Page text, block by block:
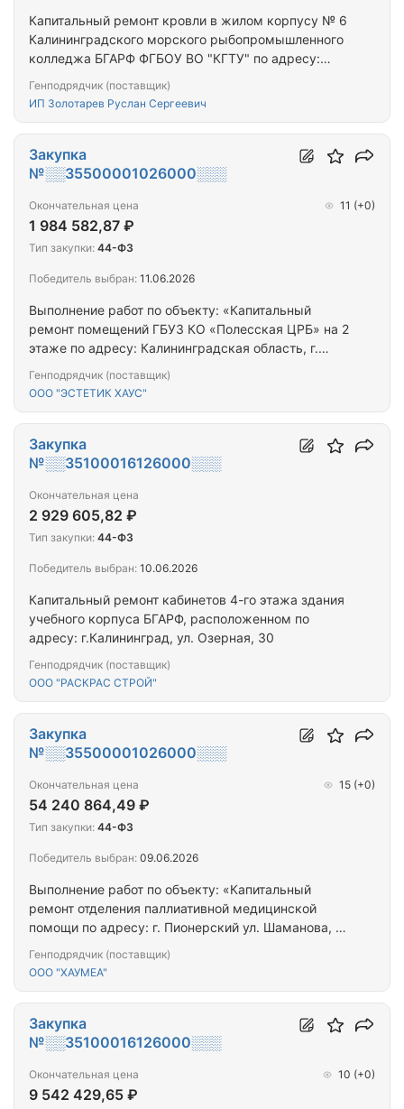
Капитальный ремонт кровли в жилом корпусу № 6
Калининградского морского рыбопромышленного
колледжа БГАРФ ФГБОУ ВО "КГТУ" по адресу:
Генподрядчик (поставщик)
ИП Золотарев Руслан Сергеевич
Выполнение работ по объекту: «Капитальный
ремонт помещений ГБУЗ КО «Полесская ЦРБ» на 2
этаже по адресу: Калининградская область, г.
Генподрядчик (поставщик)
ООО "ЭСТЕТИК ХАУС"
Закупка
№░░35500001026000░░░
Окончательная цена
1 984 582,87 ₽
11 (+0)
Тип закупки: 44-ФЗ
Победитель выбран: 11.06.2026
Капитальный ремонт кабинетов 4-го этажа здания
учебного корпуса БГАРФ, расположенном по
адресу: г.Калининград, ул. Озерная, 30
Генподрядчик (поставщик)
ООО "РАСКРАС СТРОЙ"
Закупка
№░░35100016126000░░░
Окончательная цена
2 929 605,82 ₽
Тип закупки: 44-ФЗ
Победитель выбран: 10.06.2026
Выполнение работ по объекту: «Капитальный
ремонт отделения паллиативной медицинской
помощи по адресу: г. Пионерский ул. Шаманова, д.
Генподрядчик (поставщик)
ООО "ХАУМЕА"
Закупка
№░░35500001026000░░░
Окончательная цена
54 240 864,49 ₽
15 (+0)
Тип закупки: 44-ФЗ
Победитель выбран: 09.06.2026
Закупка
№░░35100016126000░░░
Окончательная цена
9 542 429,65 ₽
10 (+0)